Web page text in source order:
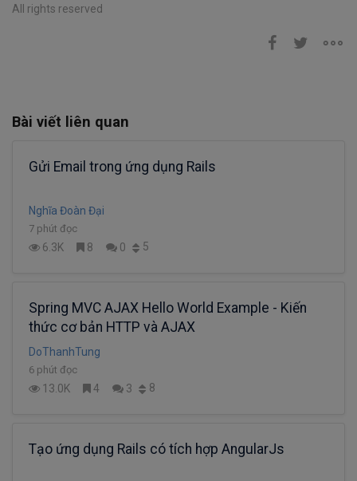
All rights reserved
Bài viết liên quan
Gửi Email trong ứng dụng Rails
Nghĩa Đoàn Đại
7 phút đọc
6.3K 8 0 5
Spring MVC AJAX Hello World Example - Kiến
thức cơ bản HTTP và AJAX
DoThanhTung
6 phút đọc
13.0K 4 3 8
Tạo ứng dụng Rails có tích hợp AngularJs